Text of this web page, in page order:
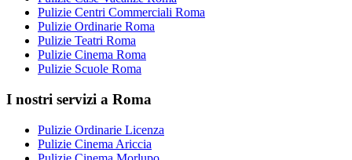
Pulizie Centri Commerciali Roma
Pulizie Ordinarie Roma
Pulizie Teatri Roma
Pulizie Cinema Roma
Pulizie Scuole Roma
I nostri servizi a Roma
Pulizie Ordinarie Licenza
Pulizie Cinema Ariccia